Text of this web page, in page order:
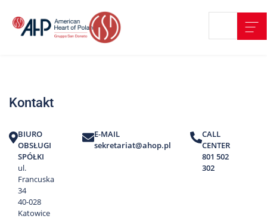
treści
Strefa
Edukacja
Pacjenta
O
nas
Marki
Kontakt
BIURO
OBSŁUGI
SPÓŁKI
ul.
Francuska
34
40-028
Katowice
E-MAIL
sekretariat@ahop.pl
CALL
CENTER
801 502
302